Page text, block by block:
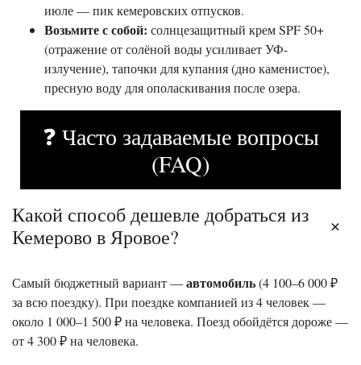
июле — пик кемеровских отпусков.
Возьмите с собой: солнцезащитный крем SPF 50+
(отражение от солёной воды усиливает УФ-
излучение), тапочки для купания (дно каменистое),
пресную воду для ополаскивания после озера.
❓ Часто задаваемые вопросы
(FAQ)
Какой способ дешевле добраться из
Кемерово в Яровое?
+
Самый бюджетный вариант —автомобиль(4 100–6 000 ₽
за всю поездку). При поездке компанией из 4 человек —
около 1 000–1 500 ₽ на человека. Поезд обойдётся дороже —
от 4 300 ₽ на человека.